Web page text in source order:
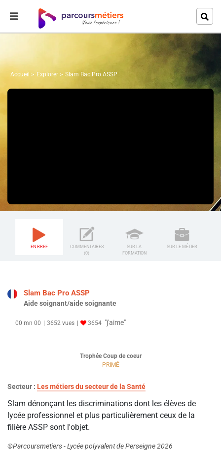
Accueil Explorer Slam Bac Pro ASSP
EN BREF
COMMENTAIRES
(0)
SUR LA
FORMATION
SUR LE MÉTIER
Slam Bac Pro ASSP
Aide soignant/aide soignante
00 mn 00 3652 vues 3654 "j'aime"
Trophée Coup de coeur
PRIMÉ
Secteur : Les métiers du secteur de la Santé
Slam dénonçant les discriminations dont les élèves de
lycée professionnel et plus particulièrement ceux de la
filière ASSP sont l'objet.
©Parcoursmetiers - Lycée polyvalent de Perseigne 2026